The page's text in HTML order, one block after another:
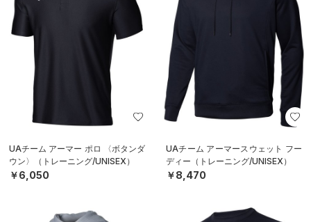
UAチーム アーマー ポロ 〈ボタンダ
ウン〉（トレーニング/UNISEX）
￥6,050
UAチーム アーマースウェット フー
ディー（トレーニング/UNISEX）
￥8,470